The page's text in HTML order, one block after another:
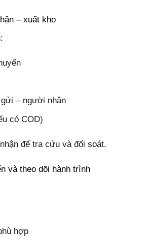
– xuất kho
– người nhận
có COD)
để tra cứu và đối soát.
và theo dõi hành trình
hợp